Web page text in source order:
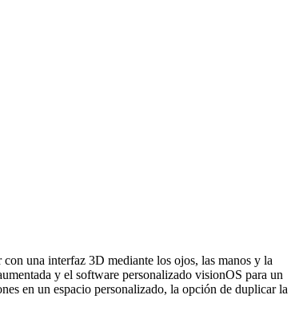
una interfaz 3D mediante los ojos, las manos y la
y el software personalizado visionOS para un
en un espacio personalizado, la opción de duplicar la